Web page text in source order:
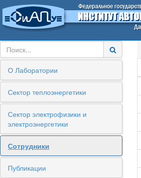
О Лаборатории
Сектор теплоэнергетики
Сектор электрофизики и
электроэнергетики
Сотрудники
Публикации